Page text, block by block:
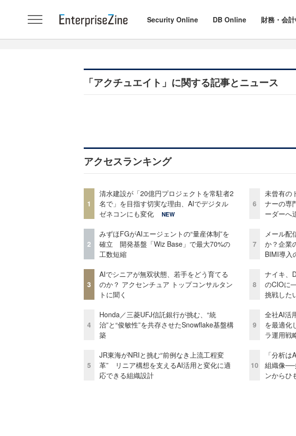
Security Online DB Online 財務・会
「アクチュエイト」に関する記事とニュース
アクセスランキング
1
清水建設が「20億円プロジェクトを常駐者2
名で」を目指す切実な理由、AIでデジタル
ゼネコンにも変化
NEW
2
みずほFGがAIエージェントの“量産体制”を
確立 開発基盤「Wiz Base」で最大70%の
工数短縮
3
AIでシニアが無双状態、若手をどう育てる
のか？ アクセンチュア トップコンサルタン
トに聞く
4
Honda／三菱UFJ信託銀行が挑む、“統
治”と“俊敏性”を共存させたSnowflake基盤構
築
5
JR東海がNRIと挑む“前例なき上流工程変
革” リニア構想を支えるAI活用と変化に適
応できる組織設計
6
未曾有の
ナーの専
ーダーへ
7
メール配
か？企業
BIMI導入
8
ナイキ、
のCIOに
挑戦した
9
全社AI活
を最適化
ラ運用戦
10
「分析
組織像──
ンからひ